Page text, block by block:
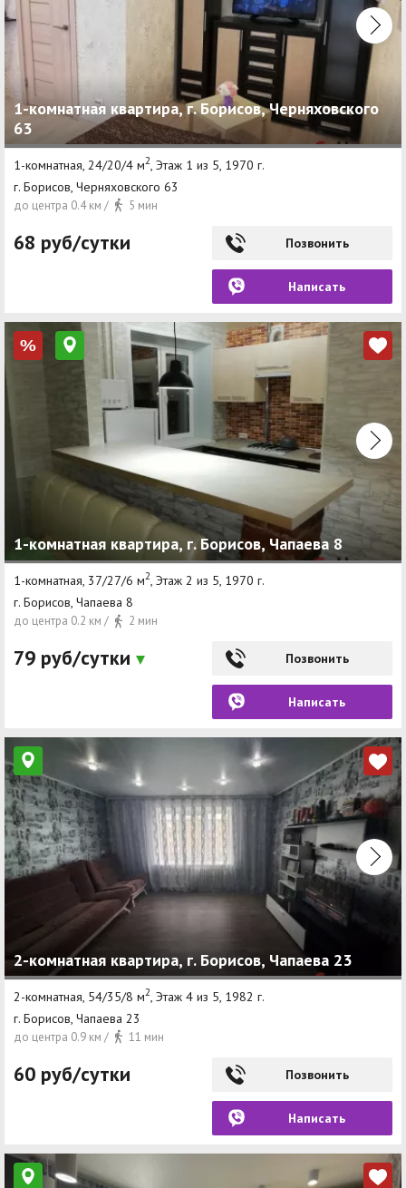
1-комнатная квартира, г. Борисов, Черняховского
63
1-комнатная, 24/20/4 м2, Этаж 1 из 5, 1970 г.
г. Борисов, Черняховского 63
до центра 0.4 км / 5 мин
68 руб/сутки Позвонить
Написать
%
1-комнатная квартира, г. Борисов, Чапаева 8
1-комнатная, 37/27/6 м2, Этаж 2 из 5, 1970 г.
г. Борисов, Чапаева 8
до центра 0.2 км / 2 мин
79 руб/сутки Позвонить
Написать
2-комнатная квартира, г. Борисов, Чапаева 23
2-комнатная, 54/35/8 м2 , Этаж 4 из 5, 1982 г.
г. Борисов, Чапаева 23
до центра 0.9 км / 11 мин
60 руб/сутки Позвонить
Написать